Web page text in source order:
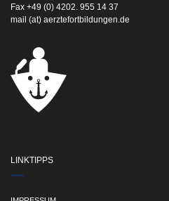
Fax +49 (0) 4202. 955 14 37
mail (at) aerztefortbildungen.de
LINKTIPPS